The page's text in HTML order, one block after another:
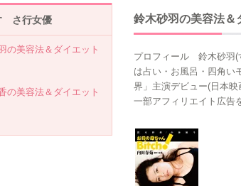
鈴木砂羽の美容法＆
プロフィール 鈴木砂
は占い・お風呂・四角
界」主演デビュー(日本
一部アフィリエイト広告
さ行女優
の美容法＆ダイエット
の美容法＆ダイエット